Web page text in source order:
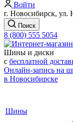
Войти
г. Новосибирск, ул.
Поиск
8 (800) 555 5054
Шины и диски
с бесплатной
Онлайн-запись на
в Новосибирске
Шины